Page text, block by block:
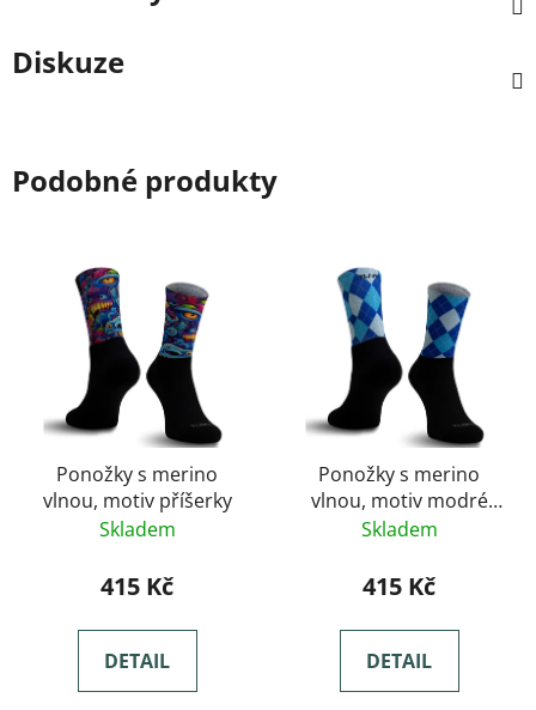
Diskuze
Podobné produkty
Ponožky s merino
vlnou, motiv příšerky
Skladem
415 Kč
DETAIL
Ponožky s merino
vlnou, motiv modré
kosočtverce
Skladem
415 Kč
DETAIL